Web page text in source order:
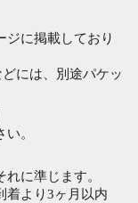
ジに掲載しており
には、別途パケッ
い。
に準じます。
着より3ヶ月以内